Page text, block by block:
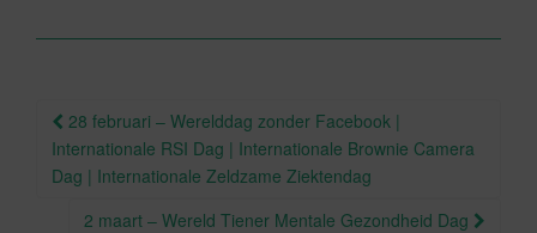
o
Berichtnavigatie
28 februari – Werelddag zonder Facebook |
Internationale RSI Dag | Internationale Brownie Camera
Dag | Internationale Zeldzame Ziektendag
2 maart – Wereld Tiener Mentale Gezondheid Dag